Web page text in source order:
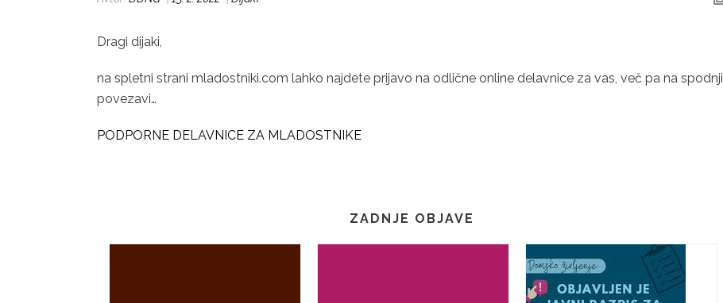
Dragi dijaki,
na spletni strani mladostniki.com lahko najdete prijavo na odlične online delavnice za vas, več pa na spodnji
povezavi…
PODPORNE DELAVNICE ZA MLADOSTNIKE
ZADNJE OBJAVE